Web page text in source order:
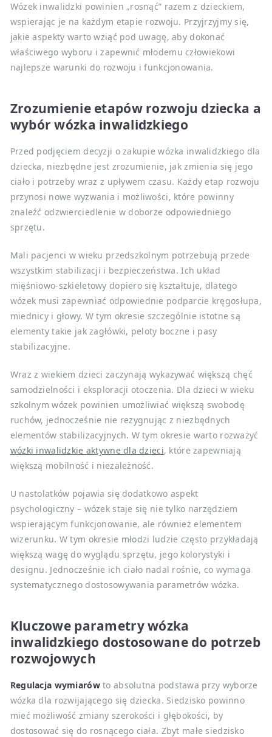
Wózek inwalidzki powinien „rosnąć” razem z dzieckiem,
wspierając je na każdym etapie rozwoju. Przyjrzyjmy się,
jakie aspekty warto wziąć pod uwagę, aby dokonać
właściwego wyboru i zapewnić młodemu człowiekowi
najlepsze warunki do rozwoju i funkcjonowania.
Zrozumienie etapów rozwoju dziecka a
wybór wózka inwalidzkiego
Przed podjęciem decyzji o zakupie wózka inwalidzkiego dla
dziecka, niezbędne jest zrozumienie, jak zmienia się jego
ciało i potrzeby wraz z upływem czasu. Każdy etap rozwoju
przynosi nowe wyzwania i możliwości, które powinny
znaleźć odzwierciedlenie w doborze odpowiedniego
sprzętu.
Mali pacjenci w wieku przedszkolnym potrzebują przede
wszystkim stabilizacji i bezpieczeństwa. Ich układ
mięśniowo-szkieletowy dopiero się kształtuje, dlatego
wózek musi zapewniać odpowiednie podparcie kręgosłupa,
miednicy i głowy. W tym okresie szczególnie istotne są
elementy takie jak zagłówki, peloty boczne i pasy
stabilizacyjne.
Wraz z wiekiem dzieci zaczynają wykazywać większą chęć
samodzielności i eksploracji otoczenia. Dla dzieci w wieku
szkolnym wózek powinien umożliwiać większą swobodę
ruchów, jednocześnie nie rezygnując z niezbędnych
elementów stabilizacyjnych. W tym okresie warto rozważyć
wózki inwalidzkie aktywne dla dzieci, które zapewniają
większą mobilność i niezależność.
U nastolatków pojawia się dodatkowo aspekt
psychologiczny – wózek staje się nie tylko narzędziem
wspierającym funkcjonowanie, ale również elementem
wizerunku. W tym okresie młodzi ludzie często przykładają
większą wagę do wyglądu sprzętu, jego kolorystyki i
designu. Jednocześnie ich ciało nadal rośnie, co wymaga
systematycznego dostosowywania parametrów wózka.
Kluczowe parametry wózka
inwalidzkiego dostosowane do potrzeb
rozwojowych
Regulacja wymiarówto absolutna podstawa przy wyborze
wózka dla rozwijającego się dziecka. Siedzisko powinno
mieć możliwość zmiany szerokości i głębokości, by
dostosować się do rosnącego ciała. Zbyt małe siedzisko